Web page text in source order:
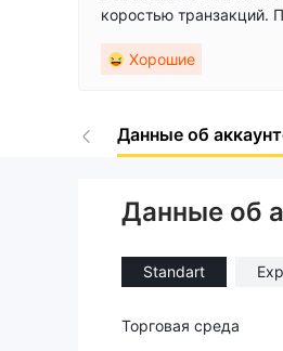
коростью транзакций.
не испытывал никаких
собными для
вных валютных пар.
Хорошие
Данные об
Данные об
Standart
Торговая среда